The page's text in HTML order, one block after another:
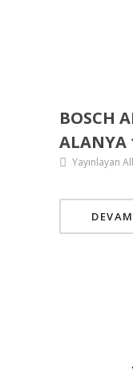
BOSCH
ALANYA
Yayınlayan